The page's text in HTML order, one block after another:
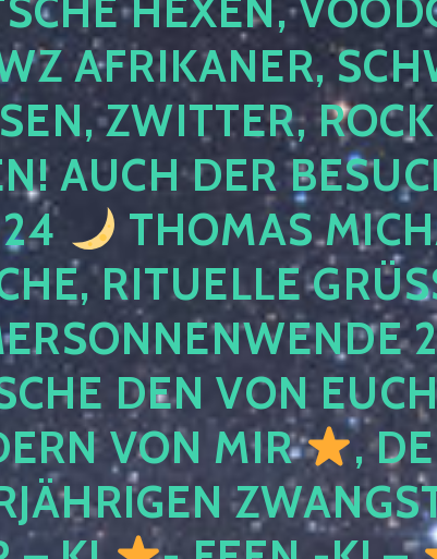
HEXEN,
AFRIKANER,
ZWITTER,
AUCH DER
THOMAS
RITUELLE
DEN VON
VON MIR
,